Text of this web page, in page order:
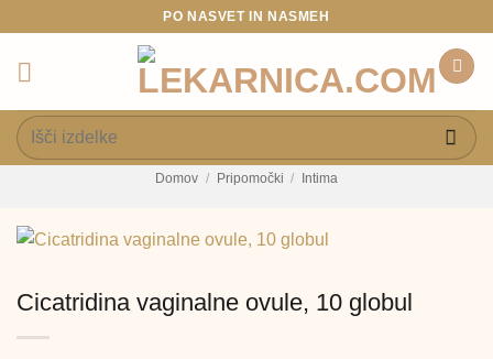
vsebino
PO NASVET IN NASMEH
Išči:
Domov / Pripomočki / Intima
Cicatridina vaginalne ovule, 10 globul